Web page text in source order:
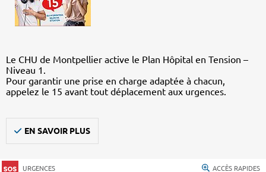
Le CHU de Montpellier active le Plan Hôpital en Tension –
Niveau 1.
Pour garantir une prise en charge adaptée à chacun,
appelez le 15 avant tout déplacement aux urgences.
EN SAVOIR PLUS
URGENCES ACCÈS RAPIDES